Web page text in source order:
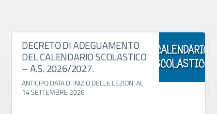
DECRETO DI ADEGUAMENTO
DEL CALENDARIO SCOLASTICO
– A.S. 2026/2027.
ANTICIPO DATA DI INIZIO DELLE LEZIONI AL
14 SETTEMBRE 2026